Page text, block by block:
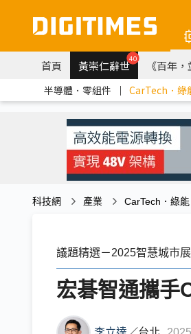
首頁 黃崇仁辭世40 《百年
半導體．零組件 ｜ CarTech．綠
科技網 產業 CarTech．綠能
議題精選－2025智慧城市
宏碁智通攜